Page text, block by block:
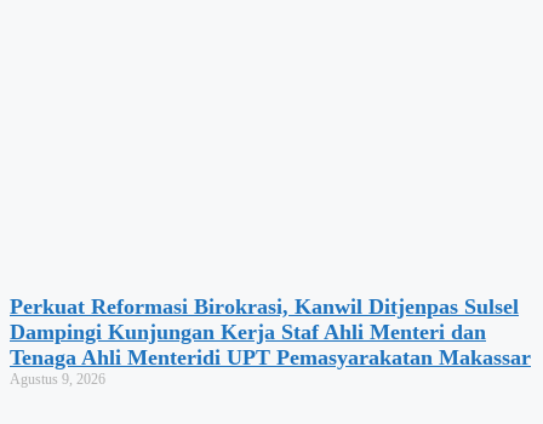
Perkuat Reformasi Birokrasi, Kanwil Ditjenpas Sulsel
Dampingi Kunjungan Kerja Staf Ahli Menteri dan
Tenaga Ahli Menteridi UPT Pemasyarakatan Makassar
Agustus 9, 2026